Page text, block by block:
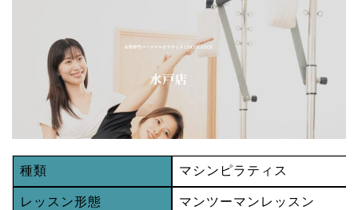
種類 マシンピラティス
レッスン形態 マンツーマンレッスン